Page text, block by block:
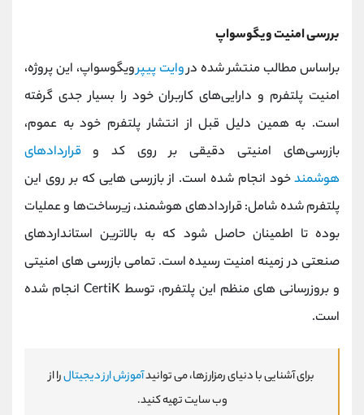
بررسی امنیت ویگوسواپ
براساس مطالب منتشر شده دروایت پیپرویگوسواپ، این پروژه،
امنیت پلتفرم و دارایی‌های کاربران خود را بسیار جدی گرفته
است. به همین دلیل قبل از انتشار پلتفرم خود به عموم،
بازرسی‌های امنیتی دقیقی بر روی کد و قراردادهای
هوشمندخود انجام شده است. از بازرسی هایی که بر روی این
پلتفرم شده شامل: قراردادهای هوشمند، زیرساخت‌ها و عملیات
بوده تا اطمینان حاصل شود که به بالاترین استانداردهای
صنعتی در زمینه امنیت رسیده است. تمامی بازرسی های امنیتی
و بروزرسانی های منظم این پلتفرم، توسط CertiK انجام شده
است.
برای آشنایی با دنیای رمزارزها، می توانیدآموزش ارز دیجیتالرا از
وب سایت تهیه کنید.